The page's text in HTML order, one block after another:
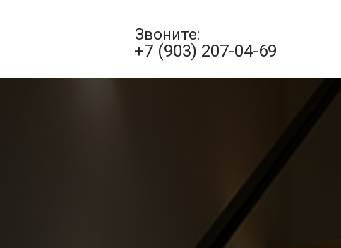
+7 (903) 207-04-69
Звоните: